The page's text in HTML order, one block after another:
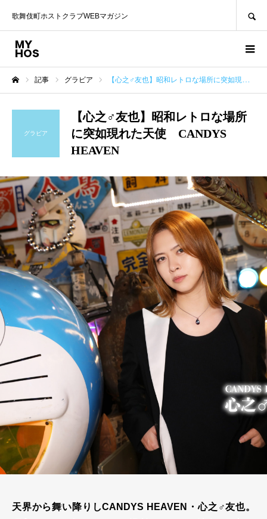
歌舞伎町ホストクラブWEBマガジン
記事 グラビア 【心之♂友也】昭和レトロな場所に突如現れた天使 CANDYS HEAVEN
グラビア
【心之♂友也】昭和レトロな場所
に突如現れた天使 CANDYS
HEAVEN
天界から舞い降りしCANDYS HEAVEN・心之♂友也。